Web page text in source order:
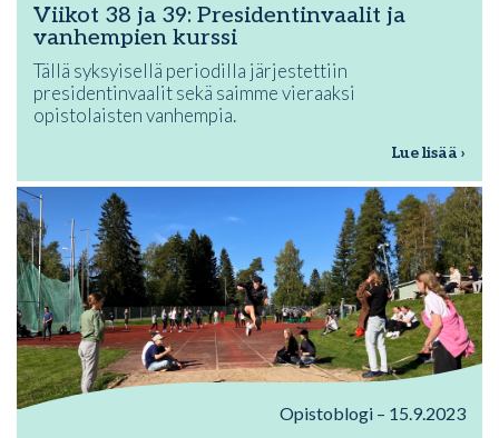
Viikot 38 ja 39: Presidentinvaalit ja
vanhempien kurssi
Tällä syksyisellä periodilla järjestettiin
presidentinvaalit sekä saimme vieraaksi
opistolaisten vanhempia.
Lue lisää ›
Opistoblogi – 15.9.2023